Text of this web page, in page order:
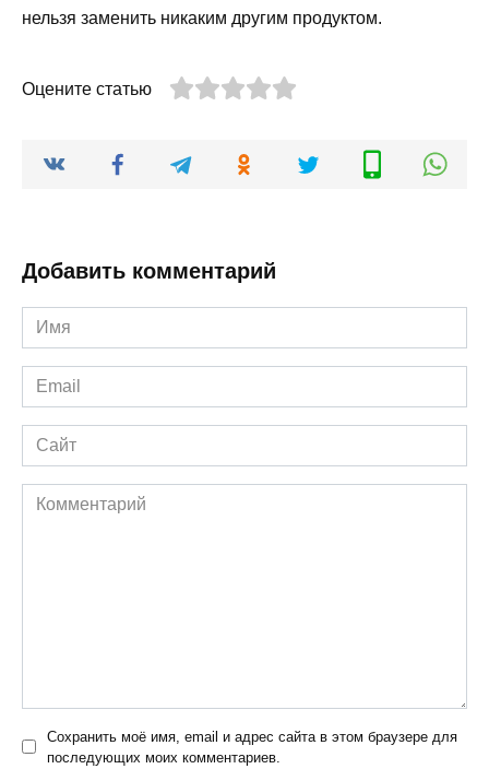
нельзя заменить никаким другим продуктом.
Оцените статью
Добавить комментарий
Имя
*
Email
*
Сайт
Комментарий
Сохранить моё имя, email и адрес сайта в этом браузере для
последующих моих комментариев.